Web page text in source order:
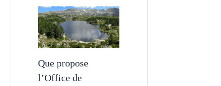
Que propose
l’Office de